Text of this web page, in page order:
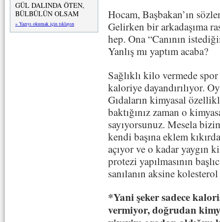
GÜL DALINDA ÖTEN,
BÜLBÜLÜN OLSAM
» Yazıyı okumak için tıklayın
Hocam, Başbakan’ın
Gelirken bir arkadaşıma
hep. Ona “Canının
Yanlış mı yaptım acaba?
Sağlıklı kilo vermede
kaloriye dayandırılıyor.
Gıdaların kimyasal
baktığınız zaman o
sayıyorsunuz. Mesela
kendi başına eklem
açıyor ve o kadar yaygın
protezi yapılmasının
sanılanın aksine
*Yani şeker sadece
vermiyor, doğrudan